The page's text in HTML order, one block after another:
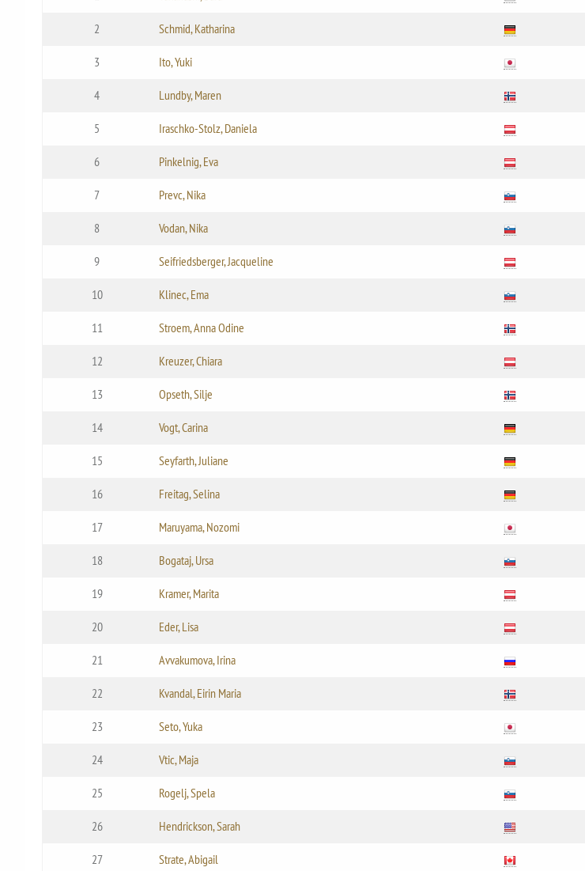
2 Schmid, Katharina
3 Ito, Yuki
4 Lundby, Maren
5 Iraschko-Stolz, Daniela
6 Pinkelnig, Eva
7 Prevc, Nika
8 Vodan, Nika
9 Seifriedsberger, Jacqueline
10 Klinec, Ema
11 Stroem, Anna Odine
12 Kreuzer, Chiara
13 Opseth, Silje
14 Vogt, Carina
15 Seyfarth, Juliane
16 Freitag, Selina
17 Maruyama, Nozomi
18 Bogataj, Ursa
19 Kramer, Marita
20 Eder, Lisa
21 Avvakumova, Irina
22 Kvandal, Eirin Maria
23 Seto, Yuka
24 Vtic, Maja
25 Rogelj, Spela
26 Hendrickson, Sarah
27 Strate, Abigail